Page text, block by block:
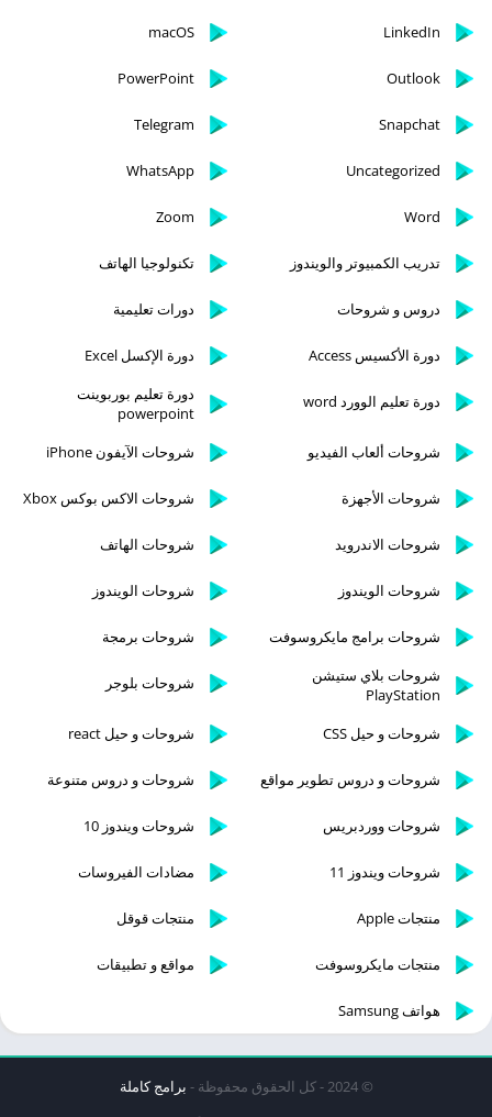
LinkedIn
macOS
Outlook
PowerPoint
Snapchat
Telegram
Uncategorized
WhatsApp
Word
Zoom
تدريب الكمبيوتر والويندوز تكنولوجيا الهاتف
دروس و شروحات دورات تعليمية
دورة الأكسيس Access دورة الإكسل Excel
دورة تعليم الوورد word
دورة تعليم بوربوينت
powerpoint
شروحات ألعاب الفيديو
شروحات الآيفون iPhone
شروحات الأجهزة شروحات الاكس بوكس Xbox
شروحات الاندرويد شروحات الهاتف
شروحات الويندوز شروحات الويندوز
شروحات برامج مايكروسوفت
شروحات برمجة
شروحات بلاي ستيشن
PlayStation
شروحات بلوجر
شروحات و حيل CSS شروحات و حيل react
شروحات و دروس تطوير مواقع شروحات و دروس متنوعة
شروحات ووردبريس شروحات ويندوز 10
شروحات ويندوز 11 مضادات الفيروسات
منتجات Apple منتجات قوقل
منتجات مايكروسوفت مواقع و تطبيقات
هواتف Samsung
© 2024 - كل الحقوق محفوظة - برامج كاملة